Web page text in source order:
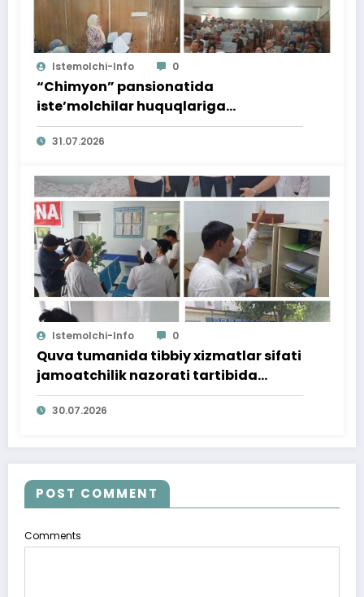
Istemolchi-Info 0
“Chimyon” pansionatida
iste’molchilar huquqlariga
bag‘ishlangan targ‘ibot tadbiri
o‘tkazildi
31.07.2026
Istemolchi-Info 0
Quva tumanida tibbiy xizmatlar sifati
jamoatchilik nazorati tartibida
o‘rganildi
30.07.2026
POST COMMENT
Comments